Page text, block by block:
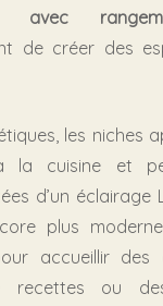
avec
de créer des
les niches
la cuisine et
d’un éclairage
plus
accueillir des
recettes ou